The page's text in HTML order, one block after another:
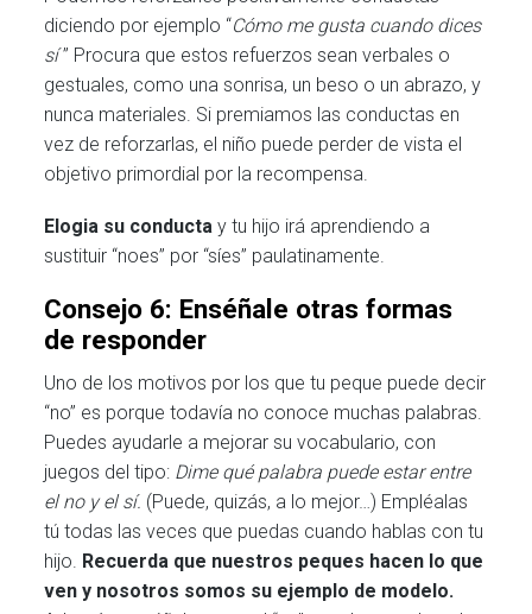
diciendo por ejemplo “Cómo me gusta cuando dices
sí” Procura que estos refuerzos sean verbales o
gestuales, como una sonrisa, un beso o un abrazo, y
nunca materiales. Si premiamos las conductas en
vez de reforzarlas, el niño puede perder de vista el
objetivo primordial por la recompensa.
Elogia su conducta y tu hijo irá aprendiendo a
sustituir “noes” por “síes” paulatinamente.
Consejo 6: Enséñale otras formas
de responder
Uno de los motivos por los que tu peque puede decir
“no” es porque todavía no conoce muchas palabras.
Puedes ayudarle a mejorar su vocabulario, con
juegos del tipo: Dime qué palabra puede estar entre
el no y el sí. (Puede, quizás, a lo mejor…) Empléalas
tú todas las veces que puedas cuando hablas con tu
hijo. Recuerda que nuestros peques hacen lo que
ven y nosotros somos su ejemplo de modelo.